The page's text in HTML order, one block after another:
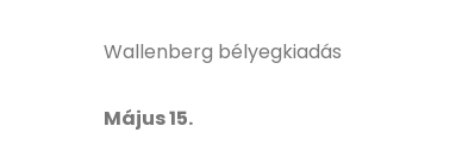
Wallenberg bélyegkiadás
Május 15.